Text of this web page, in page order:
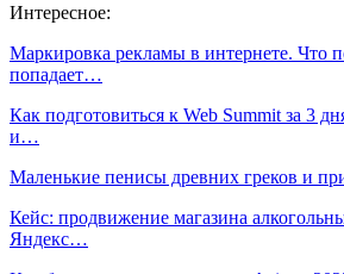
Интересное:
Маркировка рекламы в интернете. Что
попадает…
Как подготовиться к Web Summit за 3
и…
Маленькие пенисы древних греков и
Кейс: продвижение магазина
Яндекс…